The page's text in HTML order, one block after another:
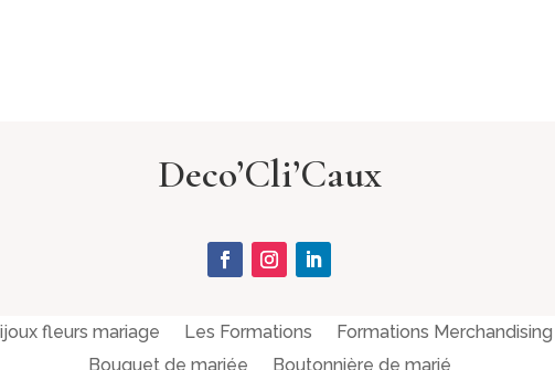
Deco’Cli’Caux
fleurs mariage Les Formations Formations
Bouquet de mariée
Boutonnière de marié